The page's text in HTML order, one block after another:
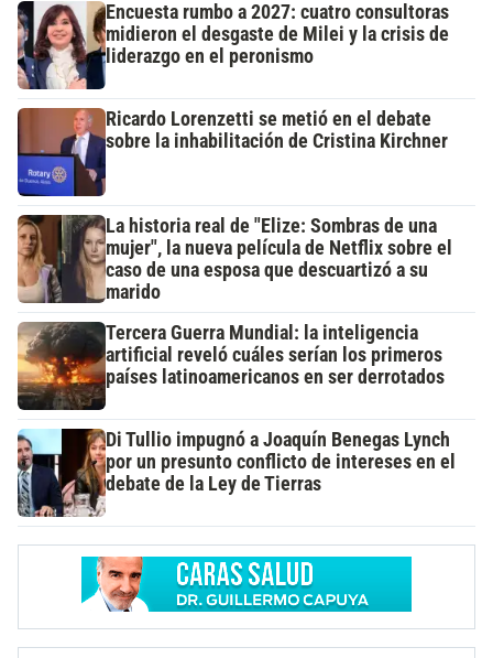
Encuesta rumbo a 2027: cuatro consultoras
midieron el desgaste de Milei y la crisis de
liderazgo en el peronismo
Ricardo Lorenzetti se metió en el debate
sobre la inhabilitación de Cristina Kirchner
La historia real de "Elize: Sombras de una
mujer", la nueva película de Netflix sobre el
caso de una esposa que descuartizó a su
marido
Tercera Guerra Mundial: la inteligencia
artificial reveló cuáles serían los primeros
países latinoamericanos en ser derrotados
Di Tullio impugnó a Joaquín Benegas Lynch
por un presunto conflicto de intereses en el
debate de la Ley de Tierras